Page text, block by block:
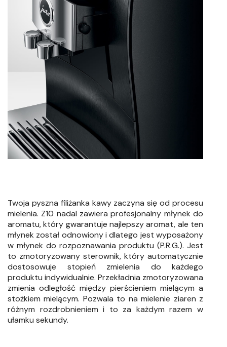
Twoja pyszna filiżanka kawy zaczyna się od procesu
mielenia. Z10 nadal zawiera profesjonalny młynek do
aromatu, który gwarantuje najlepszy aromat, ale ten
młynek został odnowiony i dlatego jest wyposażony
w młynek do rozpoznawania produktu (P.R.G.). Jest
to zmotoryzowany sterownik, który automatycznie
dostosowuje stopień zmielenia do każdego
produktu indywidualnie. Przekładnia zmotoryzowana
zmienia odległość między pierścieniem mielącym a
stożkiem mielącym. Pozwala to na mielenie ziaren z
różnym rozdrobnieniem i to za każdym razem w
ułamku sekundy.